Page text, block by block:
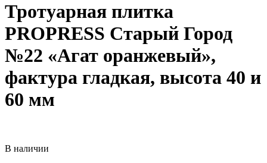
Тротуарная плитка
PROPRESS Старый Город
№22 «Агат оранжевый»,
фактура гладкая, высота 40 и
60 мм
В наличии